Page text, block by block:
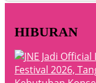
HIBURAN